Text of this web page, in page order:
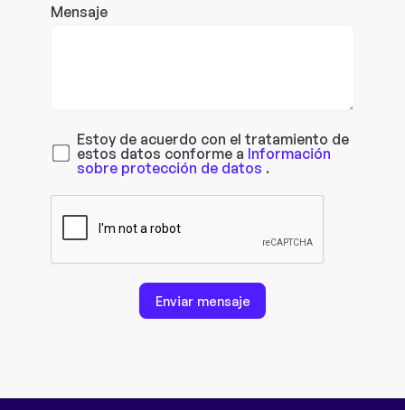
Mensaje
Estoy de acuerdo con el tratamiento de
estos datos conforme a Información
sobre protección de datos .
Enviar mensaje